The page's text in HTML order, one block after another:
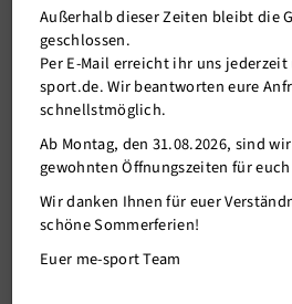
03.08.2020
Außerhalb dieser Zeiten bleibt die
geschlossen.
Per E-Mail erreicht ihr uns
sport.de. Wir beantworten eure
schnellstmöglich.
Ab Montag, den 31.08.2026, sind
gewohnten Öffnungszeiten für
Wir danken Ihnen für euer
schöne Sommerferien!
Euer me-sport Team